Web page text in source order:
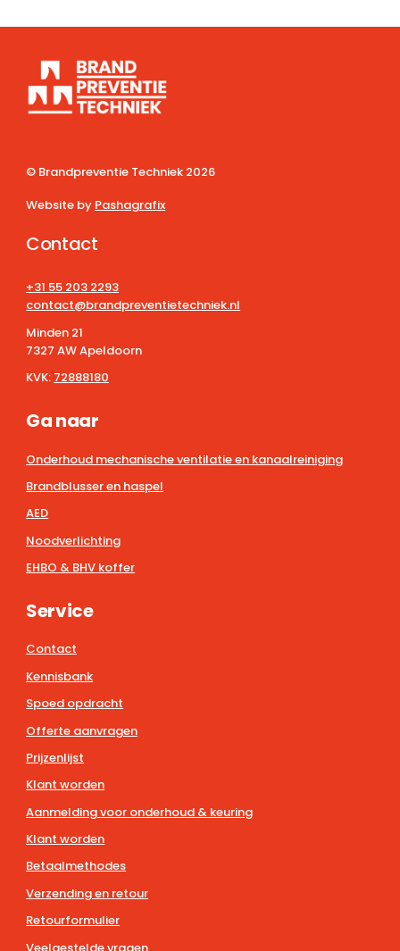
© Brandpreventie Techniek 2026
Website by Pashagrafix
Contact
+31 55 203 2293
contact@brandpreventietechniek.nl
Minden 21
7327 AW Apeldoorn
KVK: 72888180
Ga naar
Onderhoud mechanische ventilatie en kanaalreiniging
Brandblusser en haspel
AED
Noodverlichting
EHBO & BHV koffer
Service
Contact
Kennisbank
Spoed opdracht
Offerte aanvragen
Prijzenlijst
Klant worden
Aanmelding voor onderhoud & keuring
Klant worden
Betaalmethodes
Verzending en retour
Retourformulier
Veelgestelde vragen